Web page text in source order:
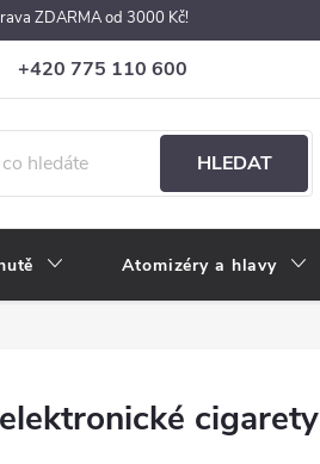
ZDARMA od 3000 Kč!
+420 775 110 600
obchod@e-cigarety.cz
údajů Velkoobchod
HLEDAT
Atomizéry a hlavy
cigarety